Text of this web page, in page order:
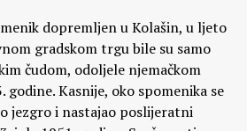
dopremljen u Kolašin, u ljeto
gradskom trgu bile su samo
čudom, odoljele njemačkom
godine. Kasnije, oko spomenika se
jezgro i nastajao poslijeratni